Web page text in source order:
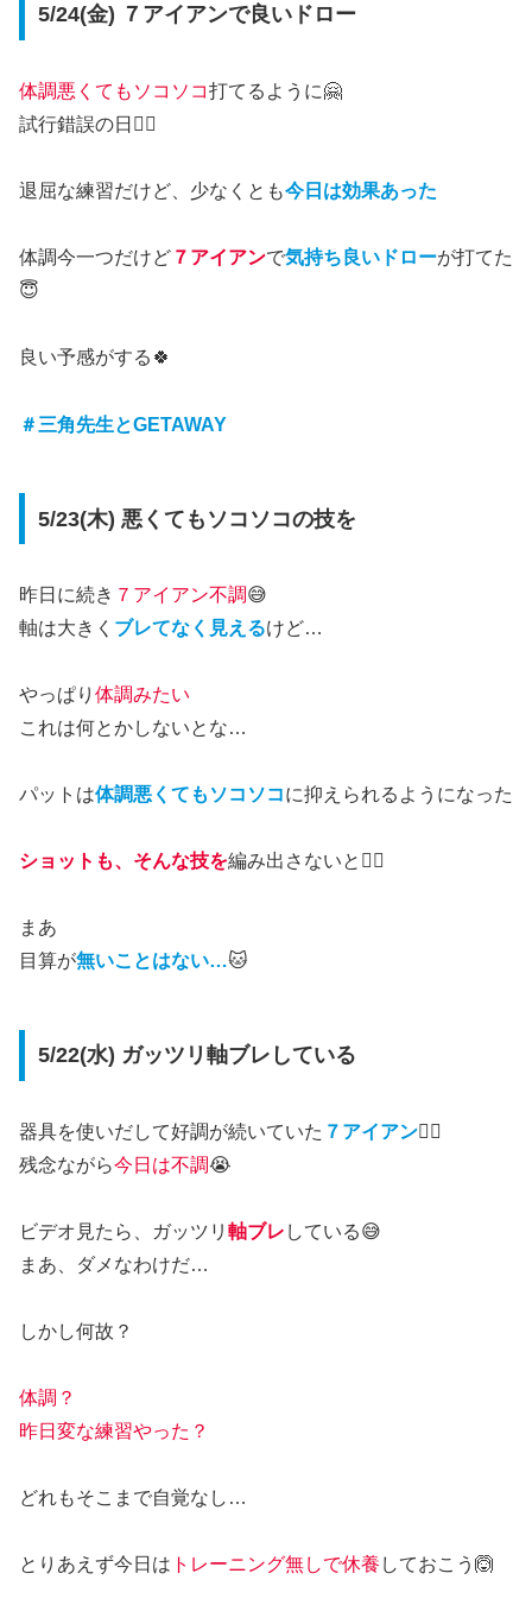
5/24(金) ７アイアンで良いドロー
体調悪くてもソコソコ打てるように🤗
試行錯誤の日🏌️‍♂️
退屈な練習だけど、少なくとも今日は効果あった
体調今一つだけど ７アイアンで気持ち良いドローが打てた
😇
良い予感がする🍀
＃三角先生とGETAWAY
5/23(木) 悪くてもソコソコの技を
昨日に続き ７アイアン不調😅
軸は大きく ブレてなく見えるけど…
やっぱり 体調みたい
これは何とかしないとな…
パットは体調悪くてもソコソコに抑えられるようになった
ショットも、そんな技を編み出さないと🏌️‍♂️
まあ
目算が無いことはない…🐱
5/22(水) ガッツリ軸ブレしている
器具を使いだして好調が続いていた ７アイアン🏌️‍♂️
残念ながら今日は不調😭
ビデオ見たら、ガッツリ 軸ブレ している😅
まあ、ダメなわけだ…
しかし何故？
体調？
昨日変な練習やった？
どれもそこまで自覚なし…
とりあえず今日は トレーニング無しで休養 しておこう🙆